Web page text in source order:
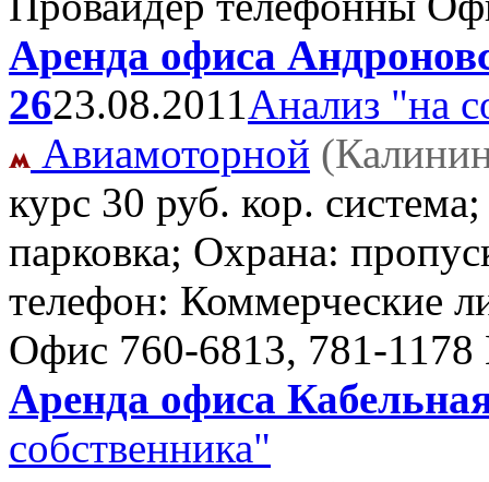
Аренда офиса
2623.08.2011Анализ "на
Авиамоторной
курс 30 руб. кор.
парковка; Охрана:
телефон: Коммерческие
Офис 760-6813, 781-
Аренда офиса
собственника"